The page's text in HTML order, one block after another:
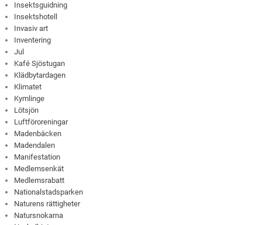
Insektsguidning
Insektshotell
Invasiv art
Inventering
Jul
Kafé Sjöstugan
Klädbytardagen
Klimatet
Kymlinge
Lötsjön
Luftföroreningar
Madenbäcken
Madendalen
Manifestation
Medlemsenkät
Medlemsrabatt
Nationalstadsparken
Naturens rättigheter
Natursnokarna